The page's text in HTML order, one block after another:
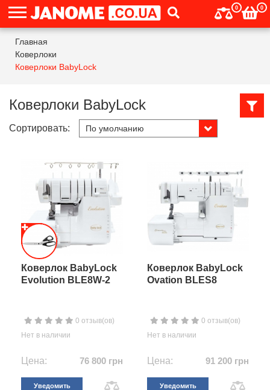
0 0
Главная
Коверлоки
Коверлоки BabyLock
Коверлоки BabyLock
Сортировать:
Коверлок BabyLock
Evolution BLE8W-2
0 отзыв(ов)
Нет в наличии
Цена: 76 800 грн
Уведомить
Коверлок BabyLock
Ovation BLES8
0 отзыв(ов)
Нет в наличии
Цена: 91 200 грн
Уведомить